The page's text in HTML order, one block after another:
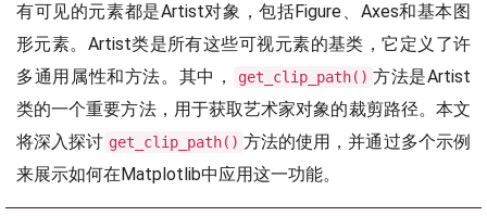
有可见的元素都是Artist对象，包括Figure、Axes和基本图
形元素。Artist类是所有这些可视元素的基类，它定义了许
多通用属性和方法。其中，
get_clip_path() 方法是Artist
类的一个重要方法，用于获取艺术家对象的裁剪路径。本文
将深入探讨 get_clip_path() 方法的使用，并通过多个示例
来展示如何在Matplotlib中应用这一功能。